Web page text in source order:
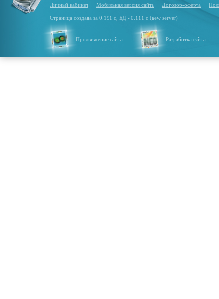
Личный кабинет Мобильная версия сайта Договор-оферта
Страница создана за 0.191 с, БД - 0.111 с (new server)
Продвижение сайта Разработка сайта